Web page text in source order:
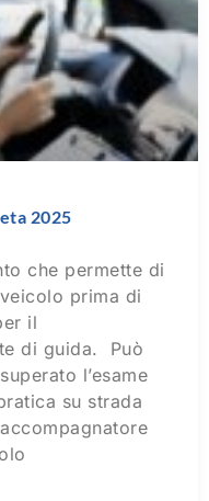
2025
che permette di
prima di
il
di guida. Può
l’esame
su strada